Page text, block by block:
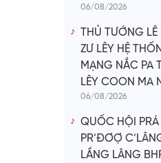
06/08/2026
THỦ TƯỚNG
ZƯ LÊY HỆ
MẠNG NẮC PA
LÊY COON MA
06/08/2026
QUỐC HỘI PRÁ
PR’ĐƠỢ
LẦNG LÂNG